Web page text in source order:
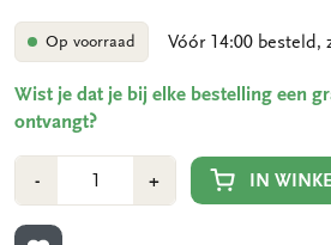
Op voorraad Vóór 14:00 besteld,
Wist je dat je bij elke bestelling een
ontvangt?
-Min
1
+Plus
1
IN